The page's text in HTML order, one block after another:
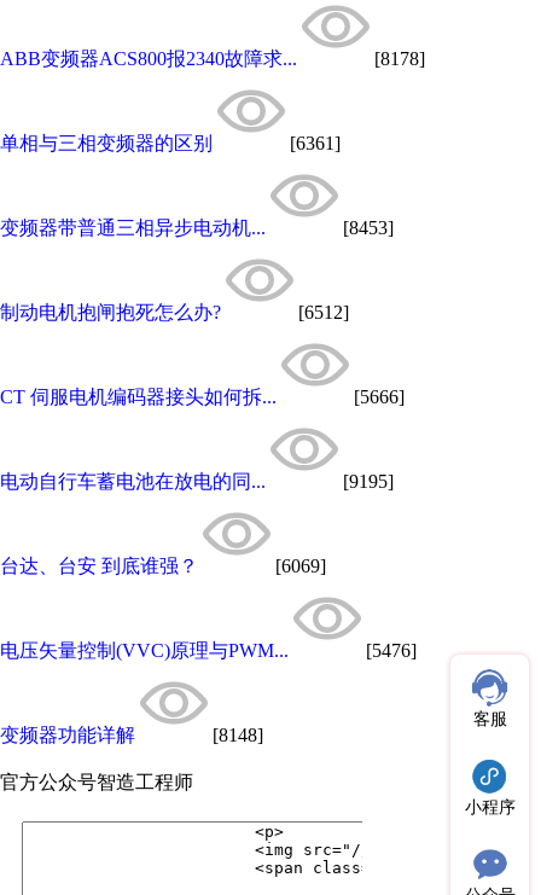
ABB变频器ACS800报2340故障求... [8178]
单相与三相变频器的区别 [6361]
变频器带普通三相异步电动机... [8453]
制动电机抱闸抱死怎么办? [6512]
CT 伺服电机编码器接头如何拆... [5666]
电动自行车蓄电池在放电的同... [9195]
台达、台安 到底谁强？ [6069]
电压矢量控制(VVC)原理与PWM... [5476]
变频器功能详解 [8148]
官方公众号智造工程师
客服
小程序